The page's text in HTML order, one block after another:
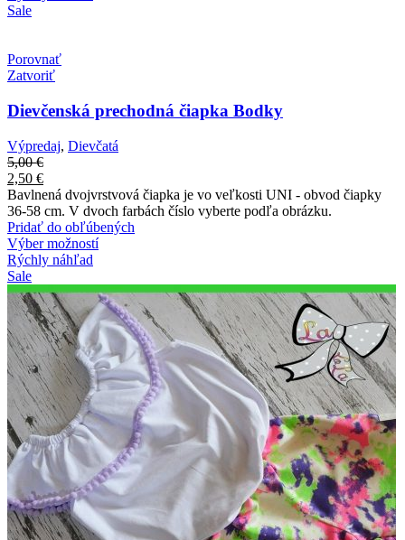
Sale
Porovnať
Zatvoriť
Dievčenská prechodná čiapka Bodky
Výpredaj, Dievčatá
5,00€
2,50 €
Bavlnená dvojvrstvová čiapka je vo veľkosti UNI - obvod čiapky
36-58 cm. V dvoch farbách číslo vyberte podľa obrázku.
Pridať do obľúbených
Výber možností
Rýchly náhľad
Sale